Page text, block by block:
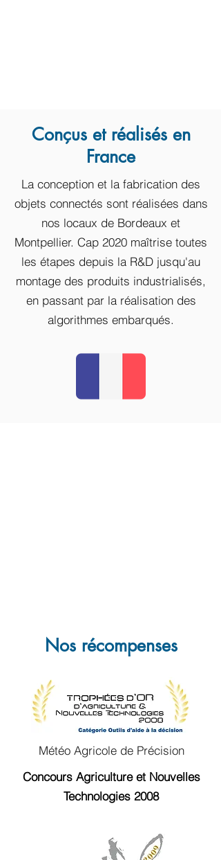
Conçus et réalisés en
France
La conception et la fabrication des
objets connectés sont réalisées dans
nos locaux de Bordeaux et
Montpellier. Cap 2020 maîtrise toutes
les étapes depuis la R&D jusqu'au
montage des produits industrialisés,
en passant par la réalisation des
algorithmes embarqués.
Nos récompenses
Météo Agricole de Précision
Concours Agriculture et Nouvelles
Technologies 2008